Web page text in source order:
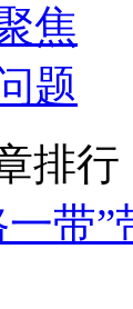
焦
题
排行
一带